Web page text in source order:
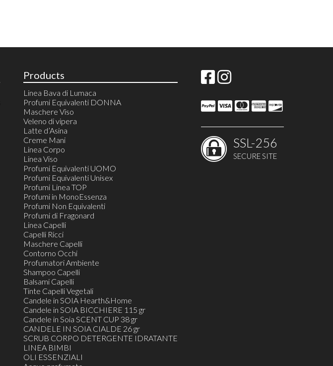
Products
Linea Bava di Lumaca
Profumi Equivalenti DONNA
Maschere Viso
Veleno di vipera
Latte d’Asina
Creme Mani
Linea Corpo
Linea Viso
Profumi Equivalenti UOMO
Profumi Equivalenti Unisex
Profumi Linea TOP
Profumi in MonoEssenza
Profumi Non Equivalenti
Profumi di Fragonard
Linea Capelli
Capelli Ricci
Maschere Capelli
Contorno Occhi
Profumatori Ambiente
Shampoo Capelli
Balsami Capelli
Tinte Capelli Vegetali
Candele in SOIA Hearth&Home
Candele in SOIA BICCHIERE 115 gr
Candele in Soia SCENT CUP 38 gr
CANDELE IN SOIA CIALDE 26 gr
SCRUB CORPO DETERGENTE IDRATANTE
LINEA BIMBI
OLI ESSENZIALI
SSL-256
SECURE SITE